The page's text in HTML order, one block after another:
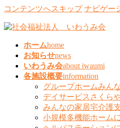
コンテンツへスキップ ナビゲー
ホームhome
お知らせnews
いわうみ会about iwaumi
各施設概要information
グループホームみん
デイサービスさくら
みんなの家居宅介護
小規模多機能ホーム